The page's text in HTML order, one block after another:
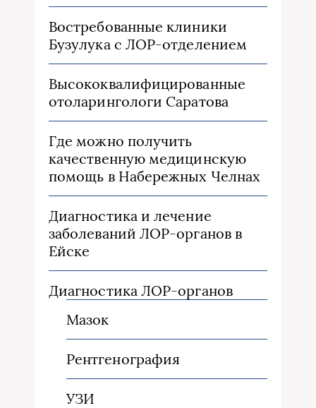
Востребованные клиники
Бузулука с ЛОР-отделением
Высококвалифицированные
отоларингологи Саратова
Где можно получить
качественную медицинскую
помощь в Набережных Челнах
Диагностика и лечение
заболеваний ЛОР-органов в
Ейске
Диагностика ЛОР-органов
Мазок
Рентгенография
УЗИ